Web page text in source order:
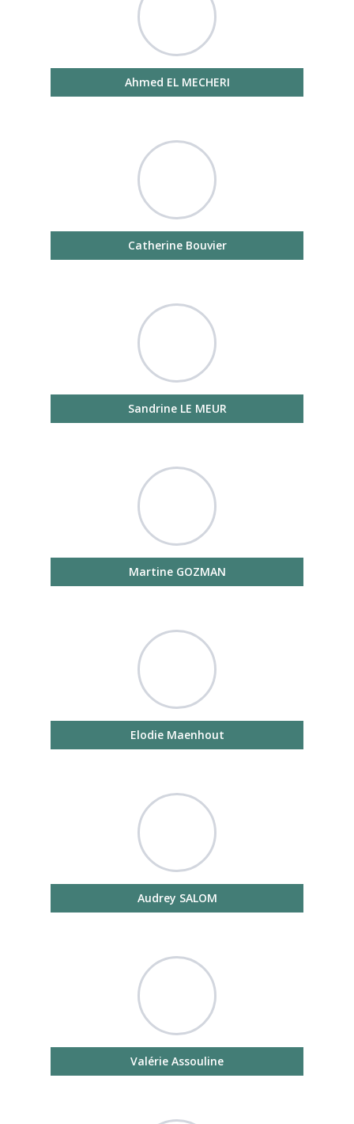
Ahmed EL MECHERI
Catherine Bouvier
Sandrine LE MEUR
Martine GOZMAN
Elodie Maenhout
Audrey SALOM
Valérie Assouline